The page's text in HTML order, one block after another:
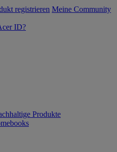
registrieren Meine Community
ID?
Produkte